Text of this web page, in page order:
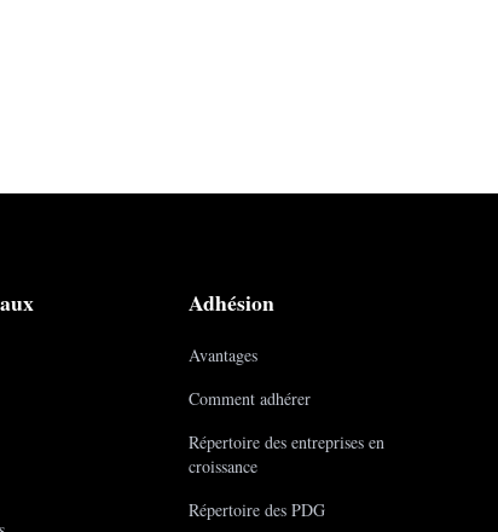
Adhésion
Avantages
Comment adhérer
Répertoire des entreprises en
croissance
Répertoire des PDG